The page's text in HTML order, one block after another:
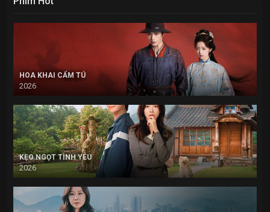
HOA KHAI CẨM TÚ
2026
KẸO NGỌT TÌNH YÊU
2026